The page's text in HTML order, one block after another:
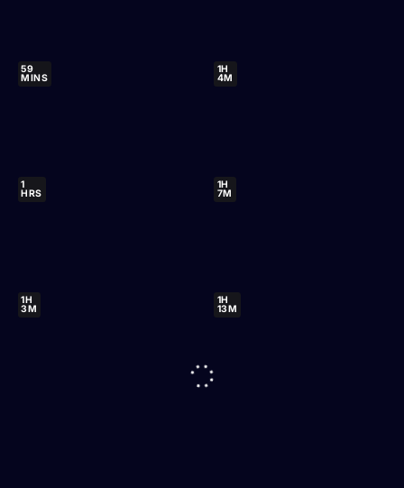
59
MINS
1H
4M
1
HRS
1H
7M
1H
3M
1H
13M